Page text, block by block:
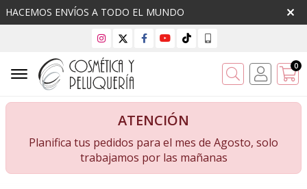
HACEMOS ENVÍOS A TODO EL MUNDO
Buscar 0
ATENCIÓN
Planifica tus pedidos para el mes de Agosto, solo
trabajamos por las mañanas